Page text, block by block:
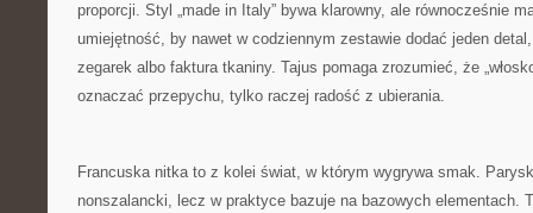
proporcji. Styl „made in Italy” bywa klarowny, ale równocześnie
umiejętność, by nawet w codziennym zestawie dodać jeden
zegarek albo faktura tkaniny. Tajus pomaga zrozumieć, że
oznaczać przepychu, tylko raczej radość z ubierania.
Francuska nitka to z kolei świat, w którym wygrywa smak.
nonszalancki, lecz w praktyce bazuje na bazowych elementach.